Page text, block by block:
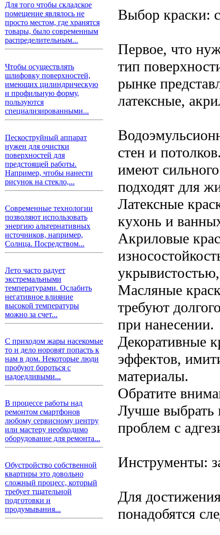
Для того чтобы складское
помещение являлось не
просто местом, где хранятся
товары, было современным
распределительным...
Чтобы осуществлять
шлифовку поверхностей,
имеющих цилиндрическую
и профильную форму,
пользуются
специализированными...
Пескоструйный аппарат
нужен для очистки
поверхностей для
предстоящей работы.
Например, чтобы нанести
рисунок на стекло,...
Современные технологии
позволяют использовать
энергию альтернативных
источников, например,
Солнца. Посредством...
Лето часто радует
экстремальными
температурами. Ослабить
негативное влияние
высокой температуры
можно за счет...
С приходом жары насекомые
то и дело норовят попасть к
нам в дом. Некоторые люди
пробуют бороться с
надоедливыми...
В процессе работы над
ремонтом смартфонов
любому сервисному центру
или мастеру необходимо
оборудование для ремонта...
Обустройство собственной
квартиры это довольно
сложный процесс, который
требует тщательной
подготовки и
продумывания...
Выбор краски:
Первое, что
тип
рынке
латексные,
стен и
имеют
подходят для
Латексные
кухонь и
Акриловые
Масляные
требуют
при нанесении.
Декоративные
эффектов,
материалы.
Обратите
Лучше выбрать
проблем с
Инструменты:
Для
понадобятся